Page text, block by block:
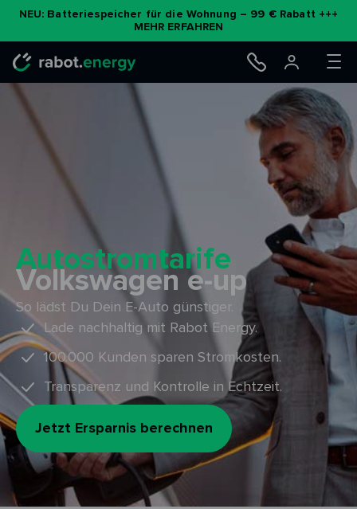
NEU: Batteriespeicher für die Wohnung – 99 € Rabatt +++
MEHR ERFAHREN
Autostromtarife
Volkswagen e-up
So lädst Du Dein E-Auto günstiger.
Lade nachhaltig mit Rabot Energy.
100.000 Kunden sparen Stromkosten.
Transparenz und Kontrolle in Echtzeit.
Jetzt Ersparnis berechnen
Zum
Inhalt
springen